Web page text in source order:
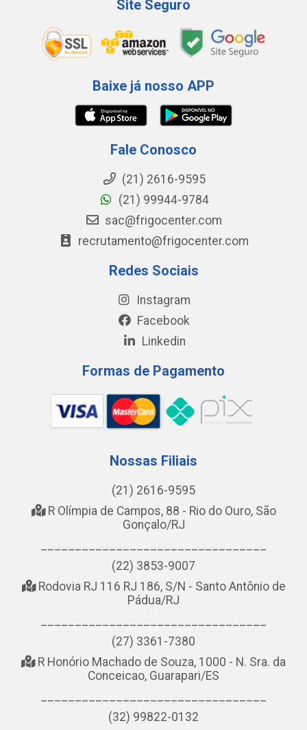
Site Seguro
Baixe já nosso APP
Fale Conosco
(21) 2616-9595
(21) 99944-9784
sac@frigocenter.com
recrutamento@frigocenter.com
Redes Sociais
Instagram
Facebook
Linkedin
Formas de Pagamento
Nossas Filiais
(21) 2616-9595
R Olímpia de Campos, 88 - Rio do Ouro, São
Gonçalo/RJ
(22) 3853-9007
Rodovia RJ 116 RJ 186, S/N - Santo Antônio de
Pádua/RJ
(27) 3361-7380
R Honório Machado de Souza, 1000 - N. Sra. da
Conceicao, Guarapari/ES
(32) 99822-0132